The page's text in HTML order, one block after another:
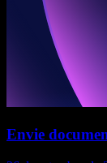
Envie